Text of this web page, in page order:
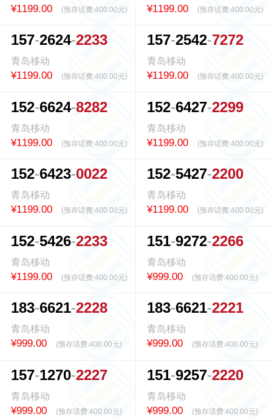
¥1199.00 (预存话费:400.00元) ¥1199.00 (预存话费:400.00元)
157 2624 2233
青岛移动
¥1199.00 (预存话费:400.00元)
157 2542 7272
青岛移动
¥1199.00 (预存话费:400.00元)
152 6624 8282
青岛移动
¥1199.00 (预存话费:400.00元)
152 6427 2299
青岛移动
¥1199.00 (预存话费:400.00元)
152 6423 0022
青岛移动
¥1199.00 (预存话费:400.00元)
152 5427 2200
青岛移动
¥1199.00 (预存话费:400.00元)
152 5426 2233
青岛移动
¥1199.00 (预存话费:400.00元)
151 9272 2266
青岛移动
¥999.00 (预存话费:400.00元)
183 6621 2228
青岛移动
¥999.00 (预存话费:400.00元)
183 6621 2221
青岛移动
¥999.00 (预存话费:400.00元)
157 1270 2227
青岛移动
¥999.00 (预存话费:400.00元)
151 9257 2220
青岛移动
¥999.00 (预存话费:400.00元)